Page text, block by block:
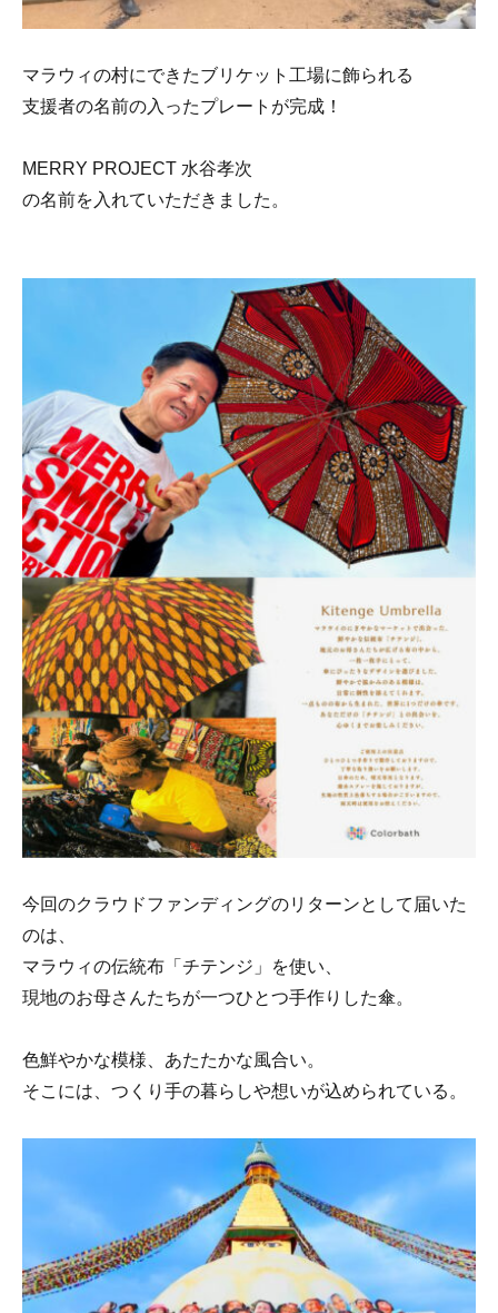
マラウィの村にできたブリケット工場に飾られる
支援者の名前の入ったプレートが完成！
MERRY PROJECT 水谷孝次
の名前を入れていただきました。
今回のクラウドファンディングのリターンとして届いた
のは、
マラウィの伝統布「チテンジ」を使い、
現地のお母さんたちが一つひとつ手作りした傘。
色鮮やかな模様、あたたかな風合い。
そこには、つくり手の暮らしや想いが込められている。